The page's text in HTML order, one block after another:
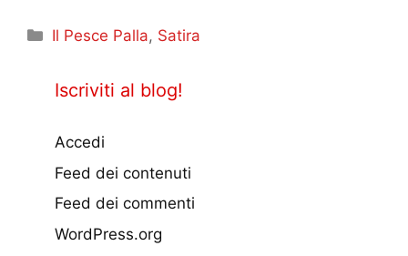
Categorie
Il Pesce Palla, Satira
Iscriviti al blog!
Accedi
Feed dei contenuti
Feed dei commenti
WordPress.org